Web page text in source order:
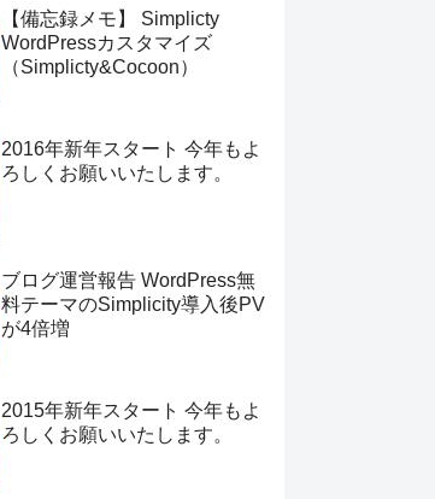
【備忘録メモ】 Simplicty
WordPressカスタマイズ
（Simplicty&Cocoon）
2016年新年スタート 今年もよ
ろしくお願いいたします。
ブログ運営報告 WordPress無
料テーマのSimplicity導入後PV
が4倍増
2015年新年スタート 今年もよ
ろしくお願いいたします。